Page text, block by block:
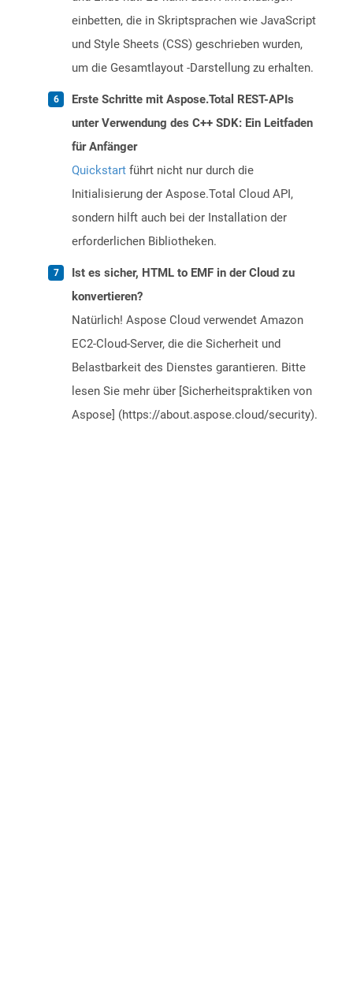
einbetten, die in Skriptsprachen wie JavaScript
und Style Sheets (CSS) geschrieben wurden,
um die Gesamtlayout -Darstellung zu erhalten.
Erste Schritte mit Aspose.Total REST-APIs
unter Verwendung des C++ SDK: Ein Leitfaden
für Anfänger
Quickstart führt nicht nur durch die
Initialisierung der Aspose.Total Cloud API,
sondern hilft auch bei der Installation der
erforderlichen Bibliotheken.
Ist es sicher, HTML to EMF in der Cloud zu
konvertieren?
Natürlich! Aspose Cloud verwendet Amazon
EC2-Cloud-Server, die die Sicherheit und
Belastbarkeit des Dienstes garantieren. Bitte
lesen Sie mehr über [Sicherheitspraktiken von
Aspose] (https://about.aspose.cloud/security).